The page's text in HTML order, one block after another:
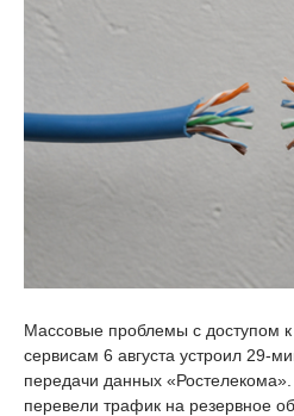
Массовые проблемы с доступом к
сервисам 6 августа устроил 29-
передачи данных
перевели трафик на резервное